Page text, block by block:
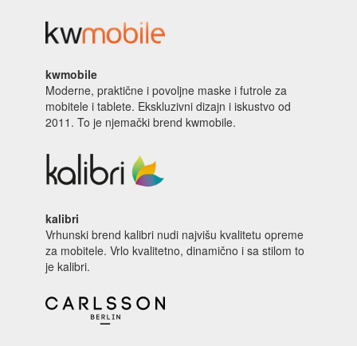
kwmobile
Moderne, praktične i povoljne maske i futrole za
mobitele i tablete. Ekskluzivni dizajn i iskustvo od
2011. To je njemački brend kwmobile.
kalibri
Vrhunski brend kalibri nudi najvišu kvalitetu opreme
za mobitele. Vrlo kvalitetno, dinamično i sa stilom to
je kalibri.